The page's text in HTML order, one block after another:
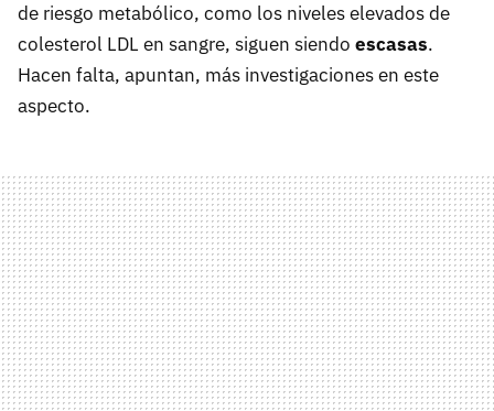
de riesgo metabólico, como los niveles elevados de
colesterol LDL en sangre, siguen siendo escasas.
Hacen falta, apuntan, más investigaciones en este
aspecto.